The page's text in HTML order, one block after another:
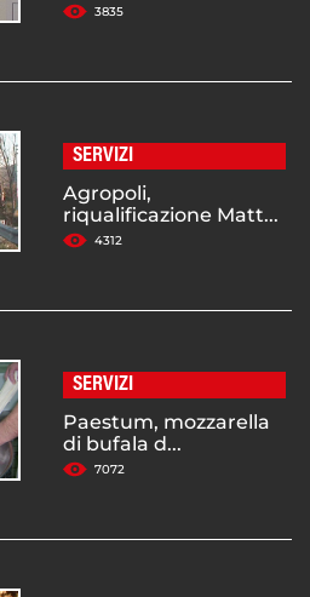
3835
SERVIZI
Agropoli,
riqualificazione Matt...
4312
SERVIZI
Paestum, mozzarella
di bufala d...
7072